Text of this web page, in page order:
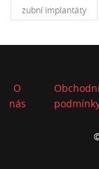
zubní implantáty
O
nás